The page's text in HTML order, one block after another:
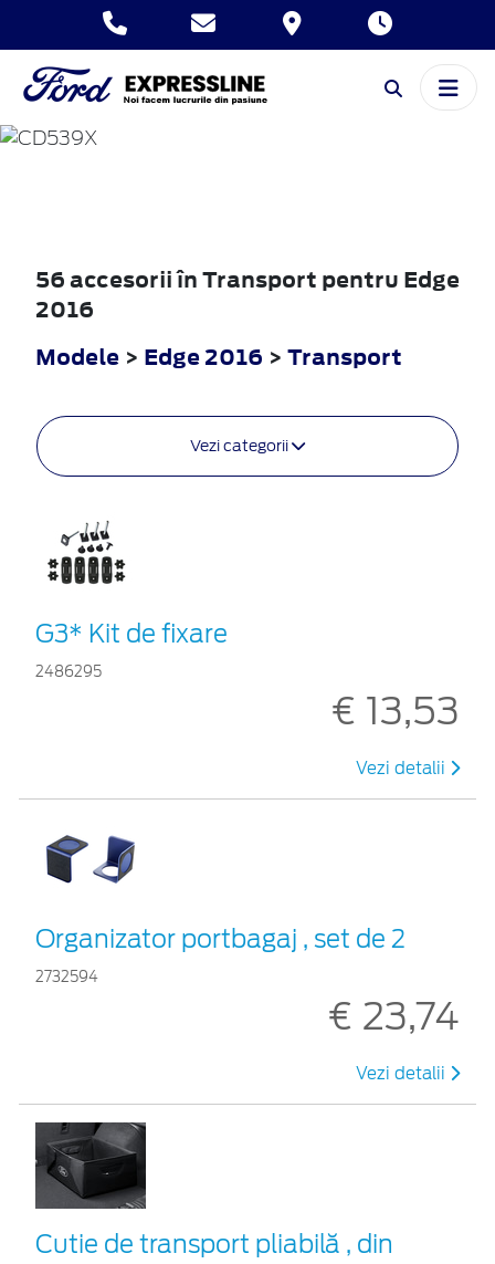
EDGE
56 accesorii în Transport pentru Edge
2016
Modele > Edge 2016 > Transport
Vezi categorii
G3* Kit de fixare
2486295
€ 13,53
Vezi detalii
Organizator portbagaj , set de 2
2732594
€ 23,74
Vezi detalii
Cutie de transport pliabilă , din